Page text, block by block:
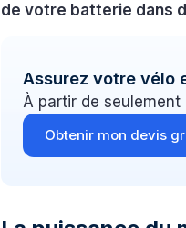
de votre batterie dans
Assurez votre vélo
À partir de
Obtenir mon devis